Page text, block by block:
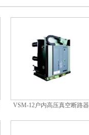
VSM-12户内高压真空断路器